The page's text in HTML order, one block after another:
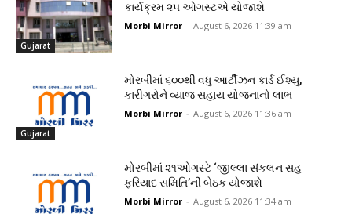
Gujarat
કાર્યક્રમ ૨૫ ઓગસ્ટએ યોજાશે
Morbi Mirror - August 6, 2026 11:39 am
Gujarat
મોરબીમાં ૬૦૦થી વધુ આર્ટીઝન કાર્ડ ઈશ્યુ,
કારીગરોને વ્યાજ સહાય યોજનાનો લાભ
Morbi Mirror - August 6, 2026 11:36 am
મોરબીમાં ૨૧ઓગસ્ટે ‘જીલ્લા સંકલન સહ
ફરિયાદ સમિતિ’ની બેઠક યોજાશે
Morbi Mirror - August 6, 2026 11:34 am